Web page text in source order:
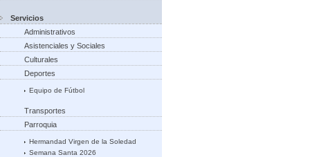
Servicios
Administrativos
Asistenciales y Sociales
Culturales
Deportes
Equipo de Fútbol
Transportes
Parroquia
Hermandad Virgen de la Soledad
Semana Santa 2026